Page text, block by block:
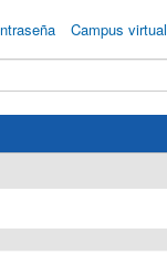
Campus virtual